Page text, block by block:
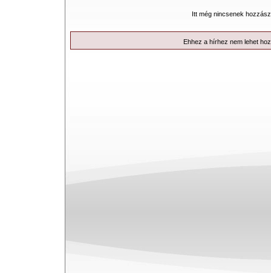
Itt még nincsenek
Ehhez a hírhez nem lehet